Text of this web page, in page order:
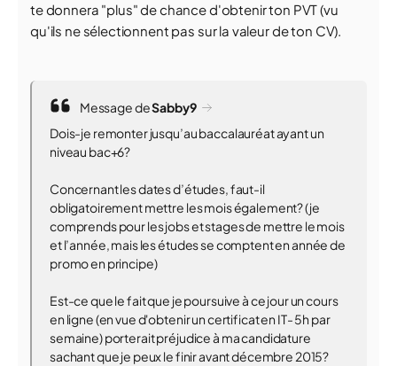
te donnera "plus" de chance d'obtenir ton PVT (vu
qu'ils ne sélectionnent pas sur la valeur de ton CV).
Message deSabby9
Dois-je remonter jusqu’au baccalauréat ayant un
niveau bac+6?
Concernant les dates d’études, faut-il
obligatoirement mettre les mois également? (je
comprends pour les jobs et stages de mettre le mois
et l’année, mais les études se comptent en année de
promo en principe)
Est-ce que le fait que je poursuive à ce jour un cours
en ligne (en vue d'obtenir un certificat en IT- 5h par
semaine) porterait préjudice à ma candidature
sachant que je peux le finir avant décembre 2015?